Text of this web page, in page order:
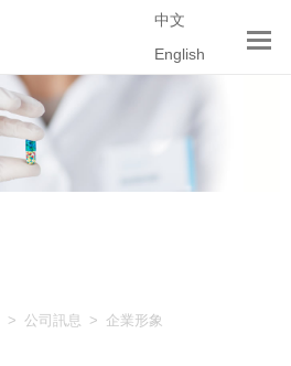
中文
English
> 公司訊息 > 企業形象